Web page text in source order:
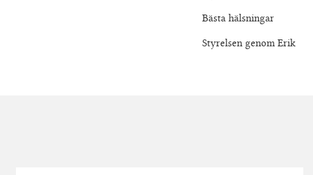
Bästa hälsningar
Styrelsen genom Erik